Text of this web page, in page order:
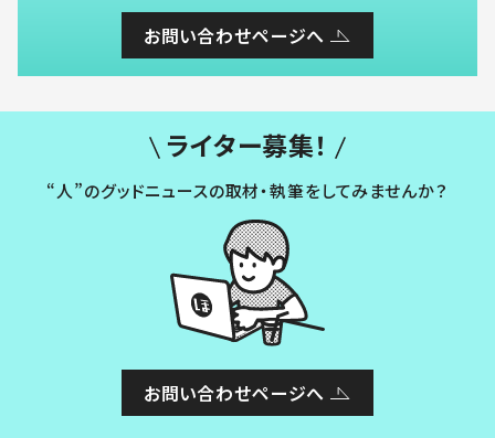
お問い合わせページへ
ライター募集！
“人”のグッドニュースの取材・執筆をしてみませんか？
お問い合わせページへ